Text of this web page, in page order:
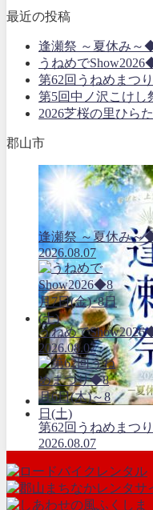
最近の投稿
逢瀬祭 ～夏休み～
うねめで
第62回うねめまつ
第5回中ノ沢こけ
2026芝桜の里ひら
郡山市
逢瀬祭 ～夏休み～
2026.08.07
うねめで
2026.08.07
第62回うねめまつ
2026.08.07